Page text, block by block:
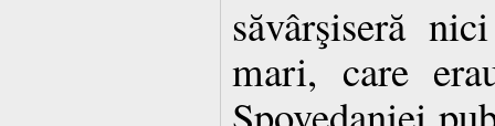
săvârşiseră
mari, care
Spovedaniei